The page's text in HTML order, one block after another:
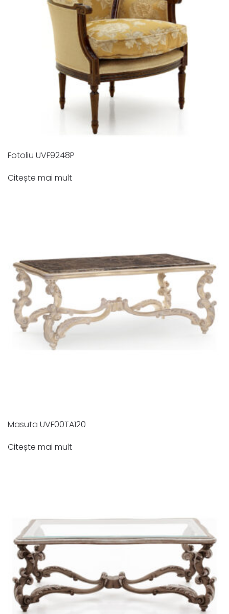
Fotoliu UVF9248P
Citește mai mult
Masuta UVF00TA120
Citește mai mult